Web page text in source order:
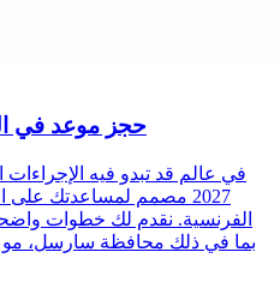
حجز موعد في
في عالم قد تبدو فيه الإجراءات
2027 مصمم لمساعدتك
الفرنسية. نقدم لك خطوات
بما في ذلك محافظة سارسل، موعد